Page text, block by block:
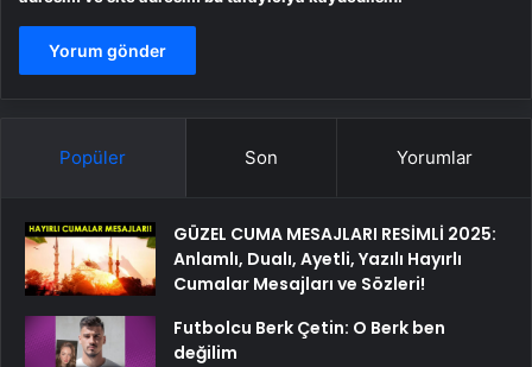
Popüler Son Yorumlar
GÜZEL CUMA MESAJLARI RESİMLİ 2025:
Anlamlı, Dualı, Ayetli, Yazılı Hayırlı
Cumalar Mesajları ve Sözleri!
Futbolcu Berk Çetin: O Berk ben
değilim